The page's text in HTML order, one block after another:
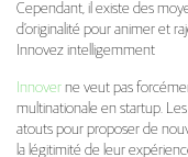
Cependant, il existe des
d’originalité pour animer et
Innovez intelligemment
Innover ne veut pas
multinationale en startup.
atouts pour proposer de
la légitimité de leur